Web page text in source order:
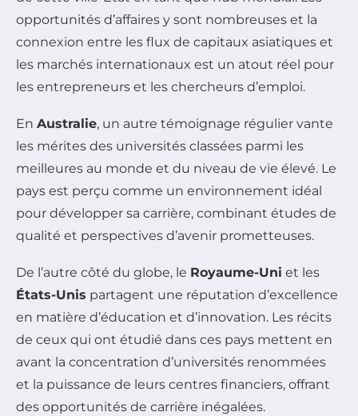
opportunités d’affaires y sont nombreuses et la
connexion entre les flux de capitaux asiatiques et
les marchés internationaux est un atout réel pour
les entrepreneurs et les chercheurs d’emploi.
En Australie, un autre témoignage régulier vante
les mérites des universités classées parmi les
meilleures au monde et du niveau de vie élevé. Le
pays est perçu comme un environnement idéal
pour développer sa carrière, combinant études de
qualité et perspectives d’avenir prometteuses.
De l’autre côté du globe, le Royaume-Uni et les
États-Unis partagent une réputation d’excellence
en matière d’éducation et d’innovation. Les récits
de ceux qui ont étudié dans ces pays mettent en
avant la concentration d’universités renommées
et la puissance de leurs centres financiers, offrant
des opportunités de carrière inégalées.